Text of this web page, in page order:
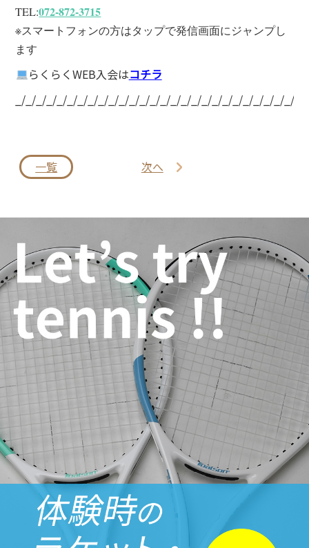
TEL:072-872-3715
※スマートフォンの方はタップで発信画面にジャンプし
ます
らくらくWEB入会はコチラ
_/_/_/_/_/_/_/_/_/_/_/_/_/_/_/_/_/_/_/_/_/_/_/_/_/_/_/
一覧 次へ